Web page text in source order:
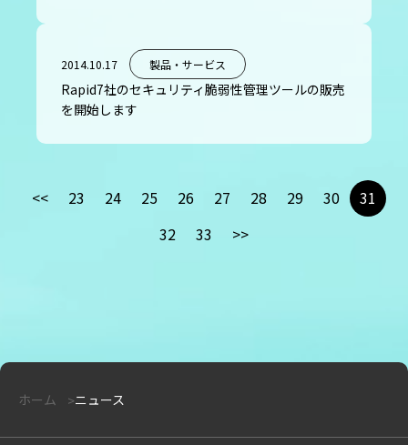
2014.10.17 製品・サービス
Rapid7社のセキュリティ脆弱性管理ツールの販売
を開始します
<< 23 24 25 26 27 28 29 30
31
32
33 >>
ホーム ニュース